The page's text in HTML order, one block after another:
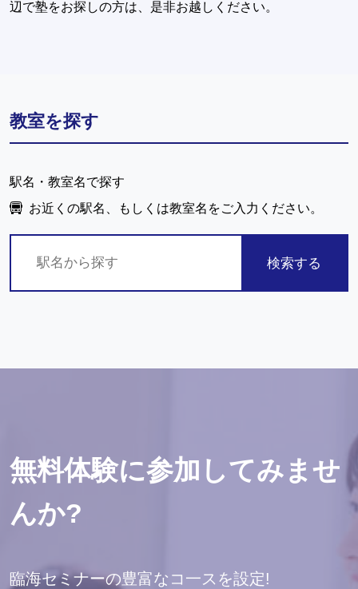
辺で塾をお探しの方は、是非お越しください。
教室を探す
駅名・教室名で探す
お近くの駅名、もしくは教室名をご入力ください。
検索する
無料体験に参加してみませ
んか?
臨海セミナーの豊富なコ一スを設定!